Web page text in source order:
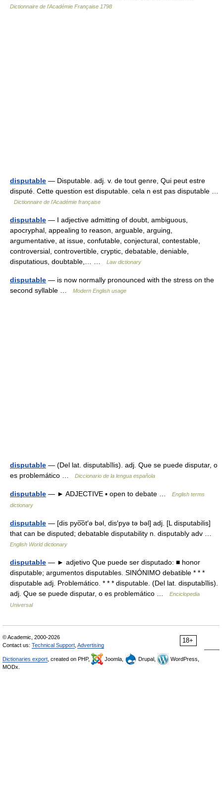
Dictionnaire de l'Académie Française 1798
disputable — Disputable. adj. v. de tout genre, Qui peut estre
disputé. Cette question est disputable. cela n est pas disputable …
Dictionnaire de l'Académie française
disputable — I adjective admitting of doubt, ambiguous,
apocryphal, appealing to reason, arguable, arguing,
argumentative, at issue, confutable, conjectural, contestable,
controversial, controvertible, cryptic, debatable, deniable,
disputatious, doubtable,… …
Law dictionary
disputable — is now normally pronounced with the stress on the
second syllable …
Modern English usage
disputable — (Del lat. disputabĭlis). adj. Que se puede disputar, o
es problemático …
Diccionario de la lengua española
disputable — ► ADJECTIVE ▪ open to debate …
English terms
dictionary
disputable — [dis pyo͞ot′ə bəl, dis′pyə tə bəl] adj. [L disputabilis]
that can be disputed; debatable disputability n. disputably adv …
English World dictionary
disputable — ► adjetivo Que puede ser disputado: ■ honor
disputable; argumentos disputables. SINÓNIMO debatible * * *
disputable adj. Problemático. * * * disputable. (Del lat. disputabĭlis).
adj. Que se puede disputar, o es problemático …
Enciclopedia
Universal
18+
© Academic, 2000-2026
Contact us: Technical Support Advertising
Dictionaries export , created on PHP, Joomla, Drupal,
WordPress,
MODx.